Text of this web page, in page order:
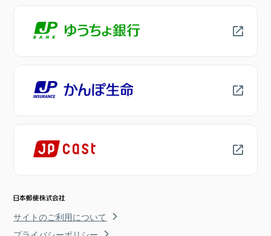
サイトのご利用について